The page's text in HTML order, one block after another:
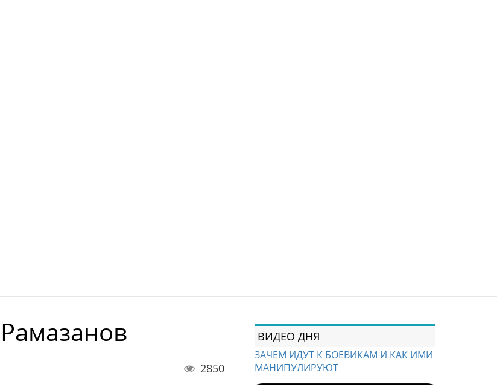
2850
ВИДЕО ДНЯ
ЗАЧЕМ ИДУТ К БОЕВИКАМ И КАК ИМИ
МАНИПУЛИРУЮТ